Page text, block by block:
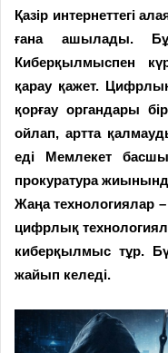
Қазір интернеттегі
ғана ашылады.
Киберқылмыспен
қарау қажет.
қорғау органдары
ойлап, артта
еді Мемлекет
прокуратура
Жаңа технологиялар
цифрлық
киберқылмыс тұр.
жайып келеді.